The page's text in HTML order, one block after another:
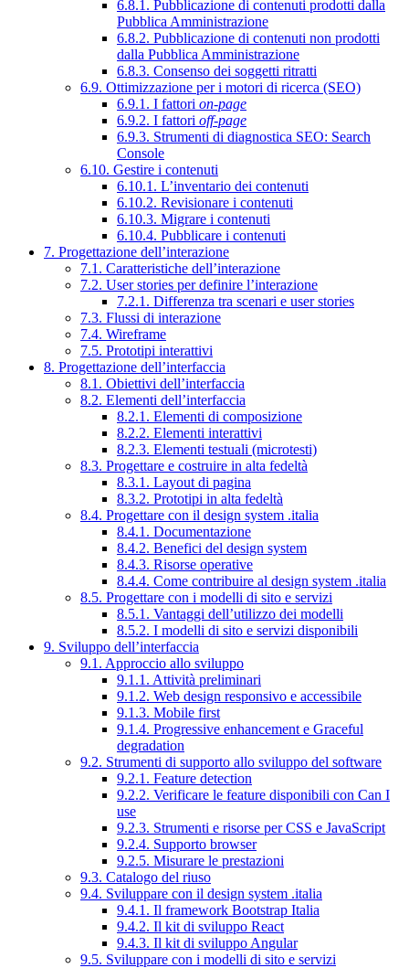
6.8.1. Pubblicazione di contenuti prodotti dalla
Pubblica Amministrazione
6.8.2. Pubblicazione di contenuti non prodotti
dalla Pubblica Amministrazione
6.8.3. Consenso dei soggetti ritratti
6.9. Ottimizzazione per i motori di ricerca (SEO)
6.9.1. I fattori on-page
6.9.2. I fattori off-page
6.9.3. Strumenti di diagnostica SEO: Search
Console
6.10. Gestire i contenuti
6.10.1. L’inventario dei contenuti
6.10.2. Revisionare i contenuti
6.10.3. Migrare i contenuti
6.10.4. Pubblicare i contenuti
7. Progettazione dell’interazione
7.1. Caratteristiche dell’interazione
7.2. User stories per definire l’interazione
7.2.1. Differenza tra scenari e user stories
7.3. Flussi di interazione
7.4. Wireframe
7.5. Prototipi interattivi
8. Progettazione dell’interfaccia
8.1. Obiettivi dell’interfaccia
8.2. Elementi dell’interfaccia
8.2.1. Elementi di composizione
8.2.2. Elementi interattivi
8.2.3. Elementi testuali (microtesti)
8.3. Progettare e costruire in alta fedeltà
8.3.1. Layout di pagina
8.3.2. Prototipi in alta fedeltà
8.4. Progettare con il design system .italia
8.4.1. Documentazione
8.4.2. Benefici del design system
8.4.3. Risorse operative
8.4.4. Come contribuire al design system .italia
8.5. Progettare con i modelli di sito e servizi
8.5.1. Vantaggi dell’utilizzo dei modelli
8.5.2. I modelli di sito e servizi disponibili
9. Sviluppo dell’interfaccia
9.1. Approccio allo sviluppo
9.1.1. Attività preliminari
9.1.2. Web design responsivo e accessibile
9.1.3. Mobile first
9.1.4. Progressive enhancement e Graceful
degradation
9.2. Strumenti di supporto allo sviluppo del software
9.2.1. Feature detection
9.2.2. Verificare le feature disponibili con Can I
use
9.2.3. Strumenti e risorse per CSS e JavaScript
9.2.4. Supporto browser
9.2.5. Misurare le prestazioni
9.3. Catalogo del riuso
9.4. Sviluppare con il design system .italia
9.4.1. Il framework Bootstrap Italia
9.4.2. Il kit di sviluppo React
9.4.3. Il kit di sviluppo Angular
9.5. Sviluppare con i modelli di sito e servizi